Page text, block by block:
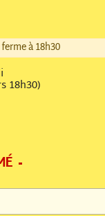
à 18h30
18h30)